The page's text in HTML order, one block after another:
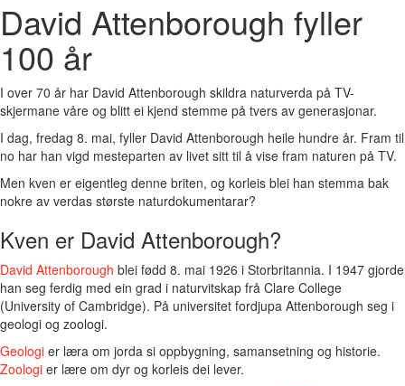
David Attenborough fyller
100 år
I over 70 år har David Attenborough skildra naturverda på TV-
skjermane våre og blitt ei kjend stemme på tvers av generasjonar.
I dag, fredag 8. mai, fyller David Attenborough heile hundre år. Fram til
no har han vigd mesteparten av livet sitt til å vise fram naturen på TV.
Men kven er eigentleg denne briten, og korleis blei han stemma bak
nokre av verdas største naturdokumentarar?
Kven er David Attenborough?
David Attenborough blei fødd 8. mai 1926 i Storbritannia. I 1947 gjorde
han seg ferdig med ein grad i naturvitskap frå Clare College
(University of Cambridge). På universitet fordjupa Attenborough seg i
geologi og zoologi.
Geologi er læra om jorda si oppbygning, samansetning og historie.
Zoologi er lære om dyr og korleis dei lever.